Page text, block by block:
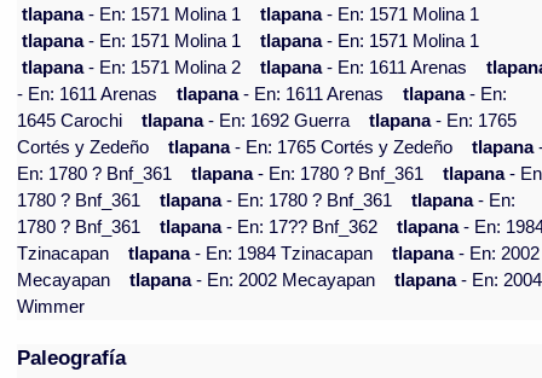
tlapana- En: 1571 Molina 1 tlapana- En: 1571 Molina 1
tlapana- En: 1571 Molina 1 tlapana- En: 1571 Molina 1
tlapana- En: 1571 Molina 2 tlapana- En: 1611 Arenas
- En: 1611 Arenas
tlapana- En: 1611 Arenas tlapana- En:
1645 Carochi
tlapana- En: 1692 Guerra tlapana- En: 1765
Cortés y Zedeño
tlapana- En: 1765 Cortés y Zedeño tlapana
En: 1780 ? Bnf_361
tlapana- En: 1780 ? Bnf_361 tlapana-
1780 ? Bnf_361
tlapana- En: 1780 ? Bnf_361 tlapana- En:
1780 ? Bnf_361
tlapana- En: 17?? Bnf_362 tlapana- En:
Tzinacapan
tlapana- En: 1984 Tzinacapan tlapana- En: 2002
Mecayapan
tlapana- En: 2002 Mecayapan tlapana- En: 2004
Wimmer
Paleografía